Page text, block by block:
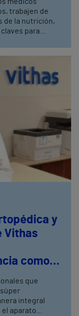
trabajen de
de la nutrición,
para
de
Vigo, Dr.
participación
Meeting
y
Vithas
como
que
integral
aparato